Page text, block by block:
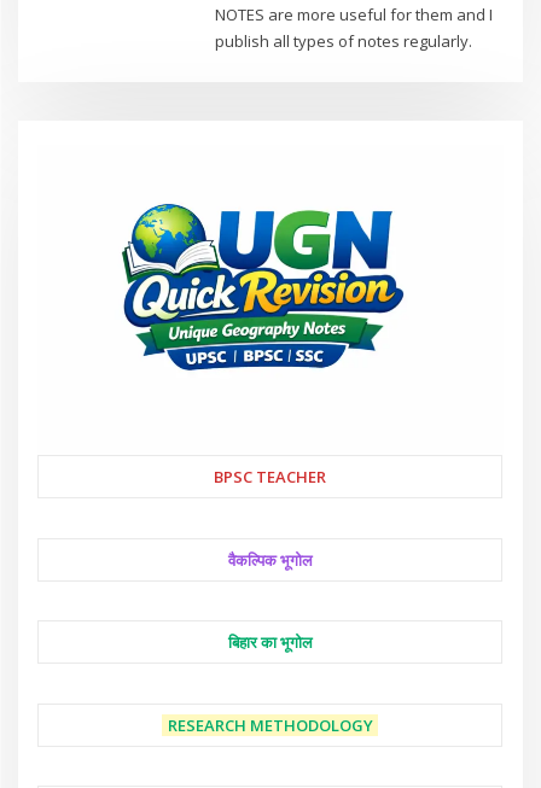
NOTES are more useful for them and I
publish all types of notes regularly.
BPSC TEACHER
वैकल्पिक भूगोल
बिहार का भूगोल
RESEARCH METHODOLOGY